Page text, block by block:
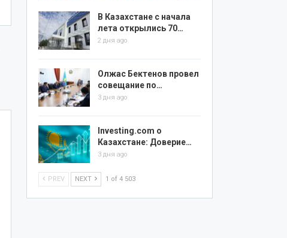
В Казахстане с начала
лета открылись 70…
2 дня ago
Олжас Бектенов провел
совещание по…
3 дня ago
Investing.com о
Казахстане: Доверие…
3 дня ago
PREV NEXT 1 of 4 503